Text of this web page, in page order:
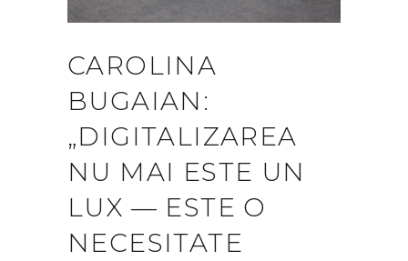
CAROLINA
BUGAIAN:
„DIGITALIZAREA
NU MAI ESTE UN
LUX — ESTE O
NECESITATE